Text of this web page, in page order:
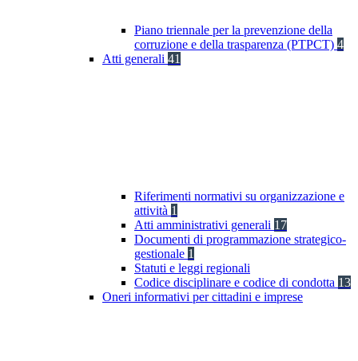
Piano triennale per la prevenzione della
corruzione e della trasparenza (PTPCT) 4
Atti generali 41
Riferimenti normativi su organizzazione e
attività 1
Atti amministrativi generali 17
Documenti di programmazione strategico-
gestionale 1
Statuti e leggi regionali
Codice disciplinare e codice di condotta 13
Oneri informativi per cittadini e imprese